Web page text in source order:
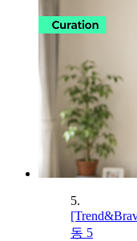
5.
동 5